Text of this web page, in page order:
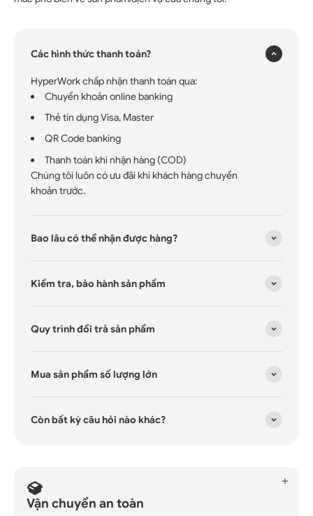
Các hình thức thanh toán?
HyperWork chấp nhận thanh toán qua:
Chuyển khoản online banking
Thẻ tín dụng Visa, Master
QR Code banking
Thanh toán khi nhận hàng (COD)
Chúng tôi luôn có ưu đãi khi khách hàng chuyển
khoản trước.
Bao lâu có thể nhận được hàng?
Kiểm tra, bảo hành sản phẩm
Quy trình đổi trả sản phẩm
Mua sản phẩm số lượng lớn
Còn bất kỳ câu hỏi nào khác?
Vận chuyển an toàn